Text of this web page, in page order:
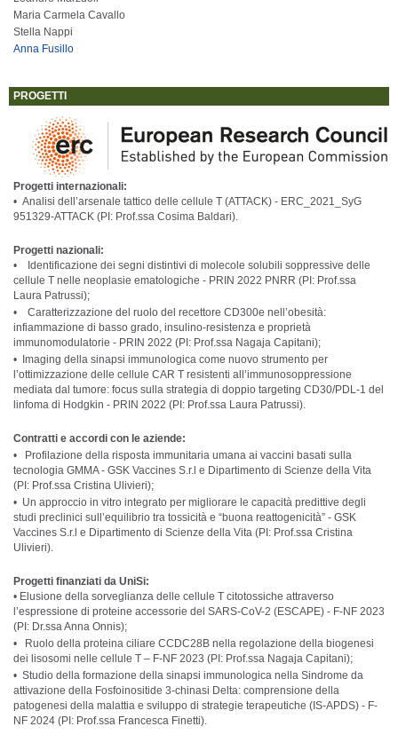
Maria Carmela Cavallo
Stella Nappi
Anna Fusillo
PROGETTI
Progetti internazionali:
• Analisi dell’arsenale tattico delle cellule T (ATTACK) - ERC_2021_SyG
951329-ATTACK (PI: Prof.ssa Cosima Baldari).
Progetti nazionali:
• Identificazione dei segni distintivi di molecole solubili soppressive delle
cellule T nelle neoplasie ematologiche - PRIN 2022 PNRR (PI: Prof.ssa
Laura Patrussi);
• Caratterizzazione del ruolo del recettore CD300e nell’obesità:
infiammazione di basso grado, insulino-resistenza e proprietà
immunomodulatorie - PRIN 2022 (PI: Prof.ssa Nagaja Capitani);
• Imaging della sinapsi immunologica come nuovo strumento per
l’ottimizzazione delle cellule CAR T resistenti all’immunosoppressione
mediata dal tumore: focus sulla strategia di doppio targeting CD30/PDL-1 del
linfoma di Hodgkin - PRIN 2022 (PI: Prof.ssa Laura Patrussi).
Contratti e accordi con le aziende:
• Profilazione della risposta immunitaria umana ai vaccini basati sulla
tecnologia GMMA - GSK Vaccines S.r.l e Dipartimento di Scienze della Vita
(PI: Prof.ssa Cristina Ulivieri);
• Un approccio in vitro integrato per migliorare le capacità predittive degli
studi preclinici sull’equilibrio tra tossicità e “buona reattogenicità” - GSK
Vaccines S.r.l e Dipartimento di Scienze della Vita (PI: Prof.ssa Cristina
Ulivieri).
Progetti finanziati da UniSi:
• Elusione della sorveglianza delle cellule T citotossiche attraverso
l’espressione di proteine accessorie del SARS-CoV-2 (ESCAPE) - F-NF 2023
(PI: Dr.ssa Anna Onnis);
• Ruolo della proteina ciliare CCDC28B nella regolazione della biogenesi
dei lisosomi nelle cellule T – F-NF 2023 (PI: Prof.ssa Nagaja Capitani);
• Studio della formazione della sinapsi immunologica nella Sindrome da
attivazione della Fosfoinositide 3-chinasi Delta: comprensione della
patogenesi della malattia e sviluppo di strategie terapeutiche (IS-APDS) - F-
NF 2024 (PI: Prof.ssa Francesca Finetti).